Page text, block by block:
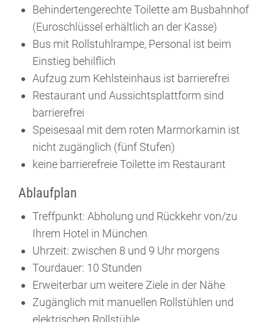
Behindertengerechte Toilette am Busbahnhof
(Euroschlüssel erhältlich an der Kasse)
Bus mit Rollstuhlrampe, Personal ist beim
Einstieg behilflich
Aufzug zum Kehlsteinhaus ist barrierefrei
Restaurant und Aussichtsplattform sind
barrierefrei
Speisesaal mit dem roten Marmorkamin ist
nicht zugänglich (fünf Stufen)
keine barrierefreie Toilette im Restaurant
Ablaufplan
Treffpunkt: Abholung und Rückkehr von/zu
Ihrem Hotel in München
Uhrzeit: zwischen 8 und 9 Uhr morgens
Tourdauer: 10 Stunden
Erweiterbar um weitere Ziele in der Nähe
Zugänglich mit manuellen Rollstühlen und